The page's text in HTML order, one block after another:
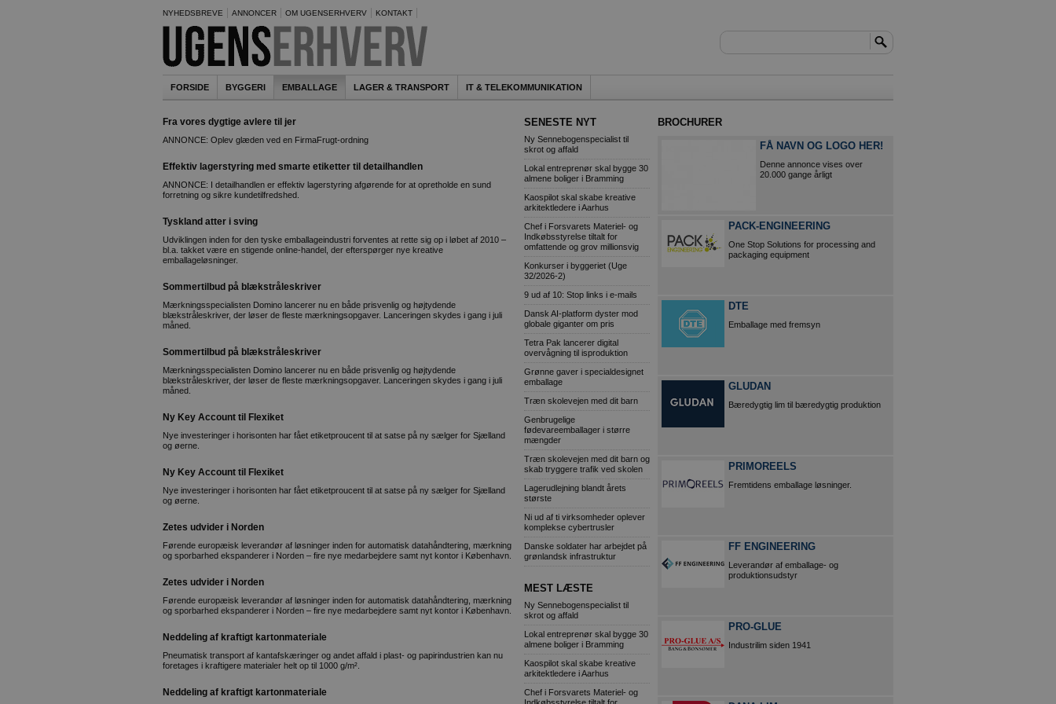
NYHEDSBREVE ANNONCER OM UGENSERHVERV KONTAKT
FORSIDE BYGGERI EMBALLAGE LAGER & TRANSPORT IT & TELEKOMMUNIKATION
Fra vores dygtige avlere til jer
ANNONCE: Oplev glæden ved en FirmaFrugt-ordning
Effektiv lagerstyring med smarte etiketter til detailhandlen
ANNONCE: I detailhandlen er effektiv lagerstyring afgørende for at opretholde en sund
forretning og sikre kundetilfredshed.
Tyskland atter i sving
Udviklingen inden for den tyske emballageindustri forventes at rette sig op i løbet af 2010 –
bl.a. takket være en stigende online-handel, der efterspørger nye kreative
emballageløsninger.
Sommertilbud på blækstråleskriver
Mærkningsspecialisten Domino lancerer nu en både prisvenlig og højtydende
blækstråleskriver, der løser de fleste mærkningsopgaver. Lanceringen skydes i gang i juli
måned.
Sommertilbud på blækstråleskriver
Mærkningsspecialisten Domino lancerer nu en både prisvenlig og højtydende
blækstråleskriver, der løser de fleste mærkningsopgaver. Lanceringen skydes i gang i juli
måned.
Ny Key Account til Flexiket
Nye investeringer i horisonten har fået etiketproucent til at satse på ny sælger for Sjælland
og øerne.
Ny Key Account til Flexiket
Nye investeringer i horisonten har fået etiketproucent til at satse på ny sælger for Sjælland
og øerne.
Zetes udvider i Norden
Førende europæisk leverandør af løsninger inden for automatisk datahåndtering, mærkning
og sporbarhed ekspanderer i Norden – fire nye medarbejdere samt nyt kontor i København.
Zetes udvider i Norden
Førende europæisk leverandør af løsninger inden for automatisk datahåndtering, mærkning
og sporbarhed ekspanderer i Norden – fire nye medarbejdere samt nyt kontor i København.
Neddeling af kraftigt kartonmateriale
Pneumatisk transport af kantafskæringer og andet affald i plast- og papirindustrien kan nu
foretages i kraftigere materialer helt op til 1000 g/m².
Neddeling af kraftigt kartonmateriale
SENESTE NYT
Ny Sennebogenspecialist til
skrot og affald
Lokal entreprenør skal bygge 30
almene boliger i Bramming
Kaospilot skal skabe kreative
arkitektledere i Aarhus
Chef i Forsvarets Materiel- og
Indkøbsstyrelse tiltalt for
omfattende og grov millionsvig
Konkurser i byggeriet (Uge
32/2026-2)
9 ud af 10: Stop links i e-mails
Dansk AI-platform dyster mod
globale giganter om pris
Tetra Pak lancerer digital
overvågning til isproduktion
Grønne gaver i specialdesignet
emballage
Træn skolevejen med dit barn
Genbrugelige
fødevareemballager i større
mængder
Træn skolevejen med dit barn og
skab tryggere trafik ved skolen
Lagerudlejning blandt årets
største
Ni ud af ti virksomheder oplever
komplekse cybertrusler
Danske soldater har arbejdet på
grønlandsk infrastruktur
MEST LÆSTE
Ny Sennebogenspecialist til
skrot og affald
Lokal entreprenør skal bygge 30
almene boliger i Bramming
Kaospilot skal skabe kreative
arkitektledere i Aarhus
Chef i Forsvarets Materiel- og
BROCHURER
FÅ NAVN OG LOGO HER!
Denne annonce vises over
20.000 gange årligt
PACK-ENGINEERING
One Stop Solutions for processing and
packaging equipment
DTE
Emballage med fremsyn
GLUDAN
Bæredygtig lim til bæredygtig produktion
PRIMOREELS
Fremtidens emballage løsninger.
FF ENGINEERING
Leverandør af emballage- og
produktionsudstyr
PRO-GLUE
Industrilim siden 1941